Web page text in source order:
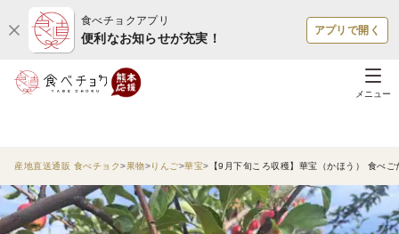
食べチョクアプリ
便利なお知らせが充実！
アプリで開く
メニュー
産地直送通販 食べチョク 果物 りんご 華宝 【9月下旬ころ収穫】華宝（かほう） 食べ